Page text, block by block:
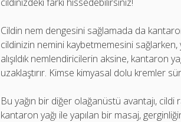
Cildin nem dengesini sağlamada da
cildinizin nemini kaybetmemesini sağlarken,
alışıldık nemlendiricilerin aksine, kantaron
uzaklaştırır. Kimse kimyasal dolu kremler
Bu yağın bir diğer olağanüstü avantajı,
kantaron yağı ile yapılan bir masaj,